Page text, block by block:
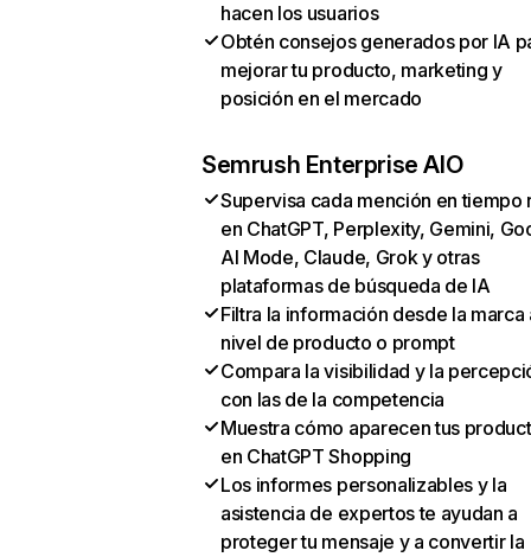
hacen los usuarios
Obtén consejos generados por IA
mejorar tu producto, marketing y
posición en el mercado
Semrush Enterprise AIO
Supervisa cada mención en tiempo
en ChatGPT, Perplexity, Gemini,
AI Mode, Claude, Grok y otras
plataformas de búsqueda de IA
Filtra la información desde la marca
nivel de producto o prompt
Compara la visibilidad y la
con las de la competencia
Muestra cómo aparecen tus
en ChatGPT Shopping
Los informes personalizables y la
asistencia de expertos te ayudan a
proteger tu mensaje y a convertir la